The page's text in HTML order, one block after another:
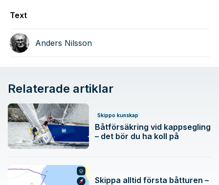
Text
Anders Nilsson
Relaterade artiklar
Skippo kunskap
Båtförsäkring vid kappsegling
– det bör du ha koll på
Skippa alltid första båtturen –